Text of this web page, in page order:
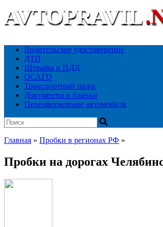
AVTOPRAVIL
Водительское удостоверение
ДТП
Штрафы и ПДД
ОСАГО
Транспортный налог
Документы и бланки
Переоформление автомобиля
Главная » Пробки в регионах РФ »
Пробки на дорогах